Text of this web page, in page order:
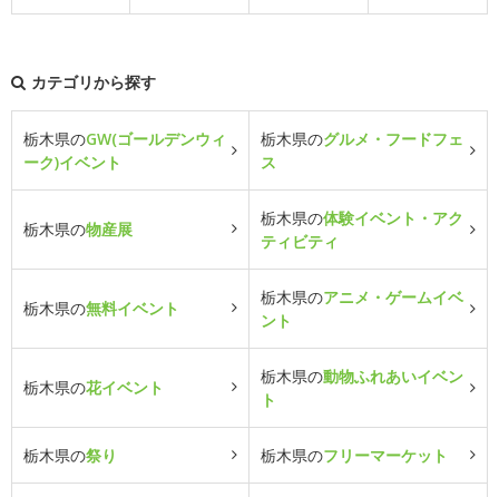
カテゴリから探す
栃木県のGW(ゴールデンウィ
ーク)イベント
栃木県のグルメ・フードフェ
ス
栃木県の物産展
栃木県の体験イベント・アク
ティビティ
栃木県の無料イベント
栃木県のアニメ・ゲームイベ
ント
栃木県の花イベント
栃木県の動物ふれあいイベン
ト
栃木県の祭り 栃木県のフリーマーケット